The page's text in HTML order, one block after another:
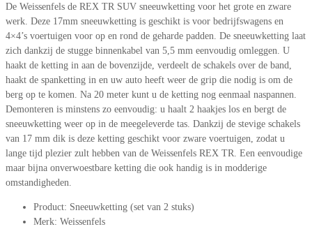
De Weissenfels de REX TR SUV sneeuwketting voor het grote en zware
werk. Deze 17mm sneeuwketting is geschikt is voor bedrijfswagens en
4×4’s voertuigen voor op en rond de geharde padden. De sneeuwketting laat
zich dankzij de stugge binnenkabel van 5,5 mm eenvoudig omleggen. U
haakt de ketting in aan de bovenzijde, verdeelt de schakels over de band,
haakt de spanketting in en uw auto heeft weer de grip die nodig is om de
berg op te komen. Na 20 meter kunt u de ketting nog eenmaal naspannen.
Demonteren is minstens zo eenvoudig: u haalt 2 haakjes los en bergt de
sneeuwketting weer op in de meegeleverde tas. Dankzij de stevige schakels
van 17 mm dik is deze ketting geschikt voor zware voertuigen, zodat u
lange tijd plezier zult hebben van de Weissenfels REX TR. Een eenvoudige
maar bijna onverwoestbare ketting die ook handig is in modderige
omstandigheden.
Product: Sneeuwketting (set van 2 stuks)
Merk: Weissenfels